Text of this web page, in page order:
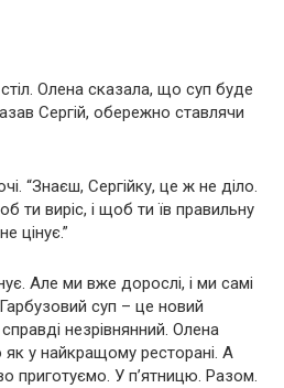
Олена сказала, що суп буде
Сергій, обережно ставлячи
“Знаєш, Сергійку, це ж не діло.
ти виріс, і щоб ти їв правильну
цінує.”
Але ми вже дорослі, і ми самі
суп – це новий
незрівнянний. Олена
як у найкращому ресторані. А
приготуємо. У п’ятницю. Разом.